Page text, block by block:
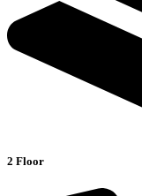
2 Floor